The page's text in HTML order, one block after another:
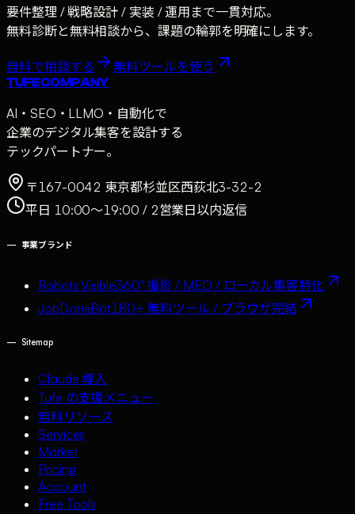
要件整理 / 戦略設計 / 実装 / 運用まで一貫対応。
無料診断と無料相談から、課題の輪郭を明確にします。
無料で相談する 無料ツールを使う
TUFE COMPANY
AI・SEO・LLMO・自動化で
企業のデジタル集客を設計する
テックパートナー。
〒167-0042 東京都杉並区西荻北3-32-2
平日 10:00〜19:00 / 2営業日以内返信
— 事業ブランド
Robots Visible360° 撮影 / MEO / ローカル集客特化
JobDoneBot180+ 無料ツール / ブラウザ完結
— Sitemap
Claude 導入
Tufe の支援メニュー
無料リソース
Services
Market
Pricing
Account
Free Tools